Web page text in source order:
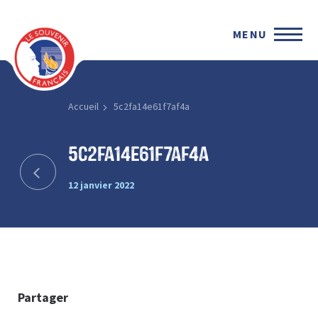
MENU
Accueil 5c2fa14e61f7af4a
5c2fa14e61f7af4a
12 janvier 2022
Partager